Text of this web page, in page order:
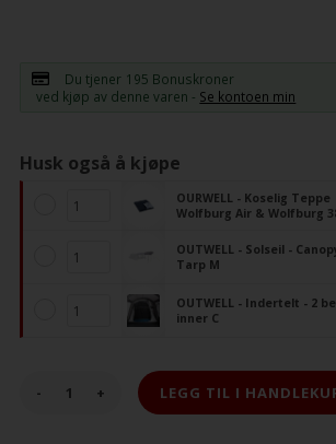
Du tjener 195 Bonuskroner
ved kjøp av denne varen - Se kontoen min
Husk også å kjøpe
OURWELL - Koselig Teppe
Wolfburg Air & Wolfburg
OUTWELL - Solseil -
Tarp M
OUTWELL - Indertelt - 2
inner C
- +